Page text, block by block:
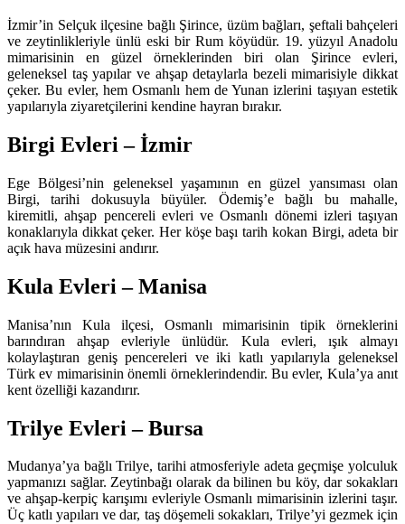
İzmir’in Selçuk ilçesine bağlı Şirince, üzüm bağları, şeftali bahçeleri
ve zeytinlikleriyle ünlü eski bir Rum köyüdür. 19. yüzyıl Anadolu
mimarisinin en güzel örneklerinden biri olan Şirince evleri,
geleneksel taş yapılar ve ahşap detaylarla bezeli mimarisiyle dikkat
çeker. Bu evler, hem Osmanlı hem de Yunan izlerini taşıyan estetik
yapılarıyla ziyaretçilerini kendine hayran bırakır.
Birgi Evleri – İzmir
Ege Bölgesi’nin geleneksel yaşamının en güzel yansıması olan
Birgi, tarihi dokusuyla büyüler. Ödemiş’e bağlı bu mahalle,
kiremitli, ahşap pencereli evleri ve Osmanlı dönemi izleri taşıyan
konaklarıyla dikkat çeker. Her köşe başı tarih kokan Birgi, adeta bir
açık hava müzesini andırır.
Kula Evleri – Manisa
Manisa’nın Kula ilçesi, Osmanlı mimarisinin tipik örneklerini
barındıran ahşap evleriyle ünlüdür. Kula evleri, ışık almayı
kolaylaştıran geniş pencereleri ve iki katlı yapılarıyla geleneksel
Türk ev mimarisinin önemli örneklerindendir. Bu evler, Kula’ya anıt
kent özelliği kazandırır.
Trilye Evleri – Bursa
Mudanya’ya bağlı Trilye, tarihi atmosferiyle adeta geçmişe yolculuk
yapmanızı sağlar. Zeytinbağı olarak da bilinen bu köy, dar sokakları
ve ahşap-kerpiç karışımı evleriyle Osmanlı mimarisinin izlerini taşır.
Üç katlı yapıları ve dar, taş döşemeli sokakları, Trilye’yi gezmek için